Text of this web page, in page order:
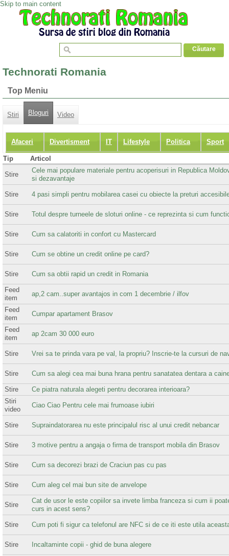
Skip to main content
Technorati Romania
Top Meniu
Stiri Bloguri Video
Afaceri Divertisment IT Lifestyle Politica Sport
Tip Articol
Stire
Cele mai populare materiale pentru acoperisuri in Republica
si dezavantaje
Stire 4 pasi simpli pentru mobilarea casei cu obiecte la preturi
Stire Totul despre turneele de sloturi online - ce reprezinta si cum
Stire Cum sa calatoriti in confort cu Mastercard
Stire Cum se obtine un credit online pe card?
Stire Cum sa obtii rapid un credit in Romania
Feed
item
ap,2 cam..super avantajos in com 1 decembrie / ilfov
Feed
item
Cumpar apartament Brasov
Feed
item
ap 2cam 30 000 euro
Stire Vrei sa te prinda vara pe val, la propriu? Inscrie-te la cursuri de
Stire Cum sa alegi cea mai buna hrana pentru sanatatea dentara a
Stire
Ce piatra naturala alegeti pentru decorarea interioara?
Stiri
video
Ciao Ciao Pentru cele mai frumoase iubiri
Stire Supraindatorarea nu este principalul risc al unui credit nebancar
Stire 3 motive pentru a angaja o firma de transport mobila din Brasov
Stire Cum sa decorezi brazi de Craciun pas cu pas
Stire Cum aleg cel mai bun site de anvelope
Stire
Cat de usor le este copiilor sa invete limba franceza si cum ii
curs in acest sens?
Stire Cum poti fi sigur ca telefonul are NFC si de ce iti este utila
Stire Incaltaminte copii - ghid de buna alegere